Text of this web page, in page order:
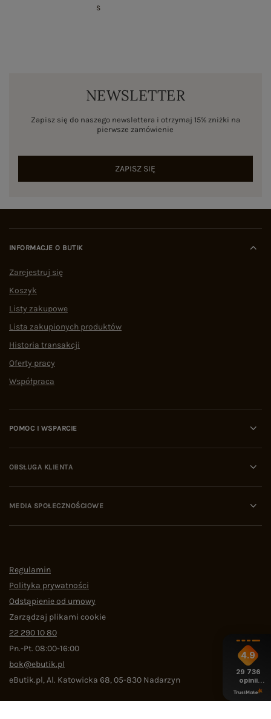
S
NEWSLETTER
Zapisz się do naszego newslettera i otrzymaj 15% zniżki na
pierwsze zamówienie
ZAPISZ SIĘ
INFORMACJE O BUTIK
Zarejestruj się
Koszyk
Listy zakupowe
Lista zakupionych produktów
Historia transakcji
Oferty pracy
Współpraca
POMOC I WSPARCIE
OBSŁUGA KLIENTA
MEDIA SPOŁECZNOŚCIOWE
Regulamin
Polityka prywatności
Odstąpienie od umowy
Zarządzaj plikami cookie
22 290 10 80
Pn.-Pt. 08:00-16:00
bok@ebutik.pl
eButik.pl,Al. Katowicka 68,05-830 Nadarzyn
4.9
29 736
opinii
z całego